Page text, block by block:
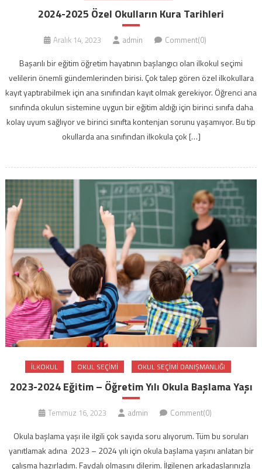
2024-2025 Özel Okulların Kura Tarihleri
Aralık 14, 2023 admin Comment(0)
Başarılı bir eğitim öğretim hayatının başlangıcı olan ilkokul seçimi
velilerin önemli gündemlerinden birisi. Çok talep gören özel ilkokullara
kayıt yaptırabilmek için ana sınıfından kayıt olmak gerekiyor. Öğrenci ana
sınıfında okulun sistemine uygun bir eğitim aldığı için birinci sınıfa daha
kolay uyum sağlıyor ve birinci sınıfta kontenjan sorunu yaşamıyor. Bu tip
okullarda ana sınıfından ilkokula çok […]
ILKOKUL OKUL SEÇIMI OKUL SEÇIMI DANIŞMANLIĞI
2023-2024 Eğitim – Öğretim Yılı Okula Başlama Yaşı
Temmuz 16, 2023 admin Comment(0)
Okula başlama yaşı ile ilgili çok sayıda soru alıyorum. Tüm bu soruları
yanıtlamak adına 2023 – 2024 yılı için okula başlama yaşını anlatan bir
çalışma hazırladım. Faydalı olmasını dilerim. İlgilenen arkadaşlarınızla